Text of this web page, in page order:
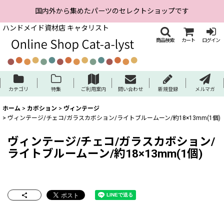
国内外から集めたパーツのセレクトショップです
ハンドメイド資材店 キャタリスト
商品検索 カート ログイン
カテゴリ 特集 ご利用案内 問い合わせ 新規登録 メルマガ
ホーム > カボション > ヴィンテージ
> ヴィンテージ/チェコ/ガラスカボション/ライトブルームーン/約18×13mm(1個)
ヴィンテージ/チェコ/ガラスカボション/
ライトブルームーン/約18×13mm(1個)